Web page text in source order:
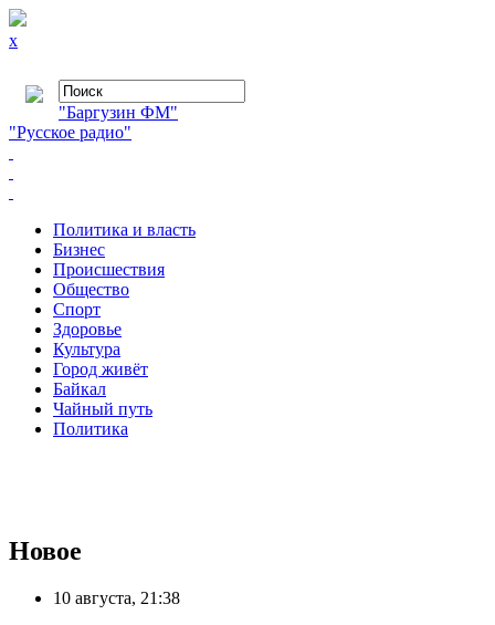
x
"Баргузин ФМ"
"Русское радио"
Политика и власть
Бизнес
Происшествия
Общество
Cпорт
Здоровье
Культура
Город живёт
Байкал
Чайный путь
Политика
Новое
10 августа, 21:38